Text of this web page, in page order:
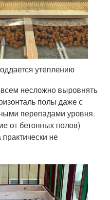
утеплению
несложно выровнять
полы даже с
перепадами уровня.
от бетонных полов)
не